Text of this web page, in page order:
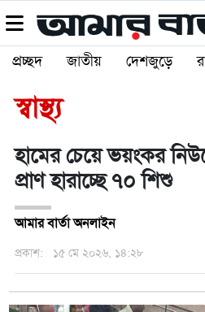
প্রচ্ছদ জাতীয় দেশজুড়ে
স্বাস্থ্য
হামের চেয়ে ভয়ংকর
প্রাণ হারাচ্ছে ৭০ শিশু
আমার বার্তা অনলাইন
প্রকাশ: ১৫ মে ২০২৬, ১৪:২৮